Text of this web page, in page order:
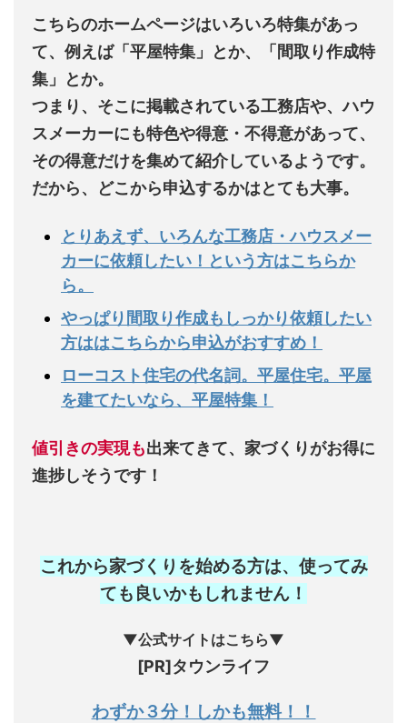
こちらのホームページはいろいろ特集があっ
て、例えば「平屋特集」とか、「間取り作成特
集」とか。
つまり、そこに掲載されている工務店や、ハウ
スメーカーにも特色や得意・不得意があって、
その得意だけを集めて紹介しているようです。
だから、どこから申込するかはとても大事。
とりあえず、いろんな工務店・ハウスメー
カーに依頼したい！という方はこちらか
ら。
やっぱり間取り作成もしっかり依頼したい
方ははこちらから申込がおすすめ！
ローコスト住宅の代名詞。平屋住宅。平屋
を建てたいなら、平屋特集！
値引きの実現も出来てきて、家づくりがお得に
進捗しそうです！
これから家づくりを始める方は、使ってみ
ても良いかもしれません ！
▼公式サイトはこちら▼
[PR]タウンライフ
わずか３分！しかも無料！！